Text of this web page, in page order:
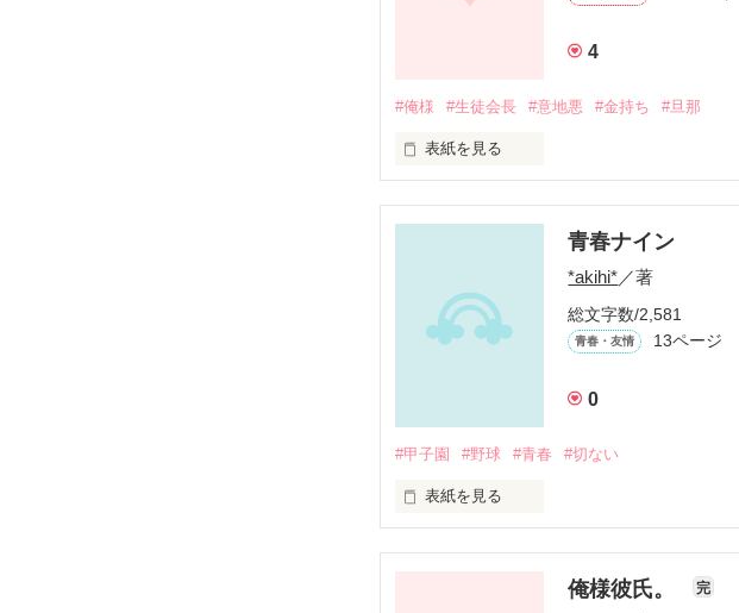
4
#俺様 #生徒会長 #意地悪 #金持ち #旦那
表紙を見る
結婚ホヤホヤ？のあたし達。
今までに増して陸は俺様デス・・・・
ファンの方限定デスッ☆
毎週月曜日更新です・・・
青春ナイン
*akihi*／著
総文字数/2,581
青春・友情 13ページ
0
#甲子園 #野球 #青春 #切ない
表紙を見る
俺様彼氏。 完